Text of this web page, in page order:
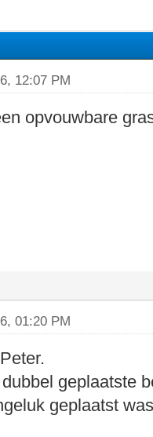
12:07 PM
opvouwbare
01:20 PM
geplaatste
geplaatst